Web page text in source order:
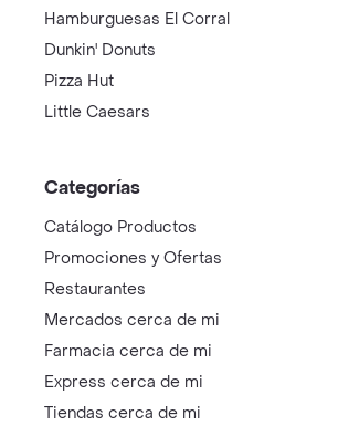
Hamburguesas El Corral
Dunkin' Donuts
Pizza Hut
Little Caesars
Categorías
Catálogo Productos
Promociones y Ofertas
Restaurantes
Mercados cerca de mi
Farmacia cerca de mi
Express cerca de mi
Tiendas cerca de mi